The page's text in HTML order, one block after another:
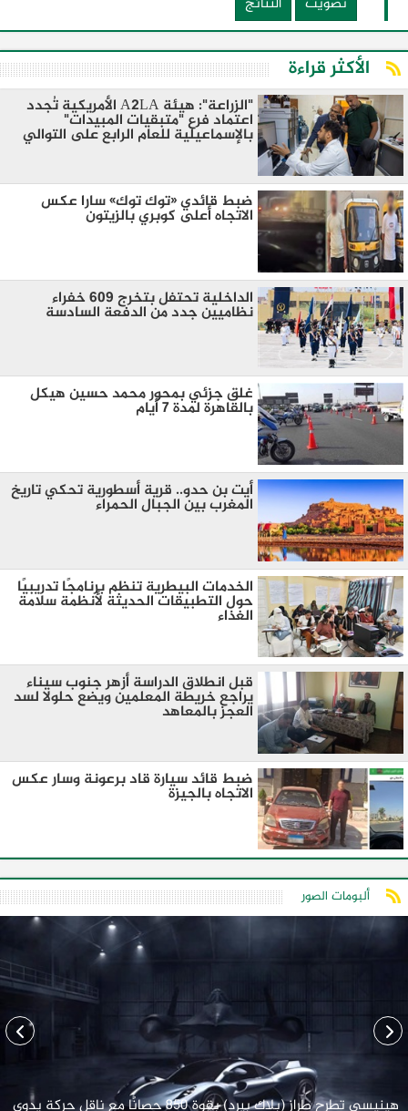
الأكثر قراءة
"الزراعة": هيئة A2LA الأمريكية تُجدد
اعتماد فرع "متبقيات المبيدات"
بالإسماعيلية للعام الرابع على التوالي
ضبط قائدي «توك توك» سارا عكس
الاتجاه أعلى كوبري بالزيتون
الداخلية تحتفل بتخرج 609 خفراء
نظاميين جدد من الدفعة السادسة
غلق جزئي بمحور محمد حسين هيكل
بالقاهرة لمدة 7 أيام
أيت بن حدو.. قرية أسطورية تحكي تاريخ
المغرب بين الجبال الحمراء
الخدمات البيطرية تنظم برنامجًا تدريبيًا
حول التطبيقات الحديثة لأنظمة سلامة
الغذاء
قبل انطلاق الدراسة أزهر جنوب سيناء
يراجع خريطة المعلمين ويضع حلولا لسد
العجز بالمعاهد
ضبط قائد سيارة قاد برعونة وسار عكس
الاتجاه بالجيزة
ألبومات الصور